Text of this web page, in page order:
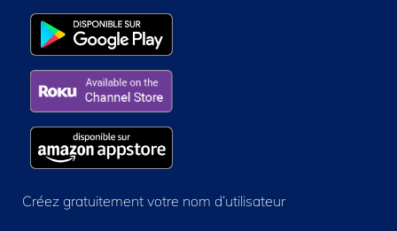
Créez gratuitement votre nom d’utilisateur